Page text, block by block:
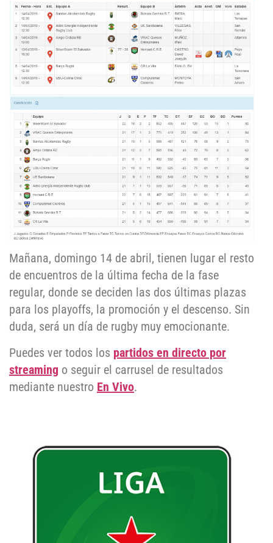
Mañana, domingo 14 de abril, tienen lugar el resto
de encuentros de la última fecha de la fase
regular, donde se deciden las dos últimas plazas
para los playoffs, la promoción y el descenso. Sin
duda, será un día de rugby muy emocionante.
Puedes ver todos los partidos en directo por
streaming o seguir el carrusel de resultados
mediante nuestro En Vivo.